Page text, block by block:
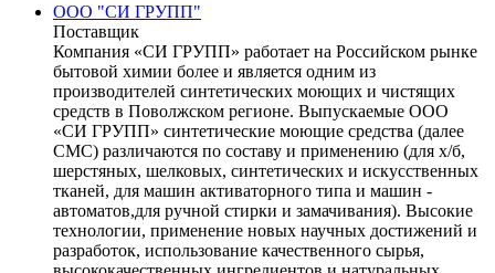
ООО "СИ ГРУПП"
Поставщик
Компания «СИ ГРУПП» работает на Российском рынке
бытовой химии более и является одним из
производителей синтетических моющих и чистящих
средств в Поволжском регионе. Выпускаемые ООО
«СИ ГРУПП» синтетические моющие средства (далее
СМС) различаются по составу и применению (для х/б,
шерстяных, шелковых, синтетических и искусственных
тканей, для машин активаторного типа и машин -
автоматов,для ручной стирки и замачивания). Высокие
технологии, применение новых научных достижений и
разработок, использование качественного сырья,